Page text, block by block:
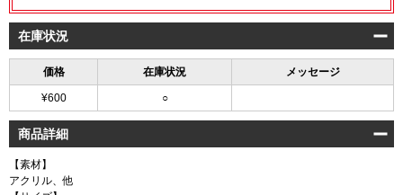
在庫状況
価格 在庫状況 メッセージ
¥600 ○
商品詳細
【素材】
アクリル、他